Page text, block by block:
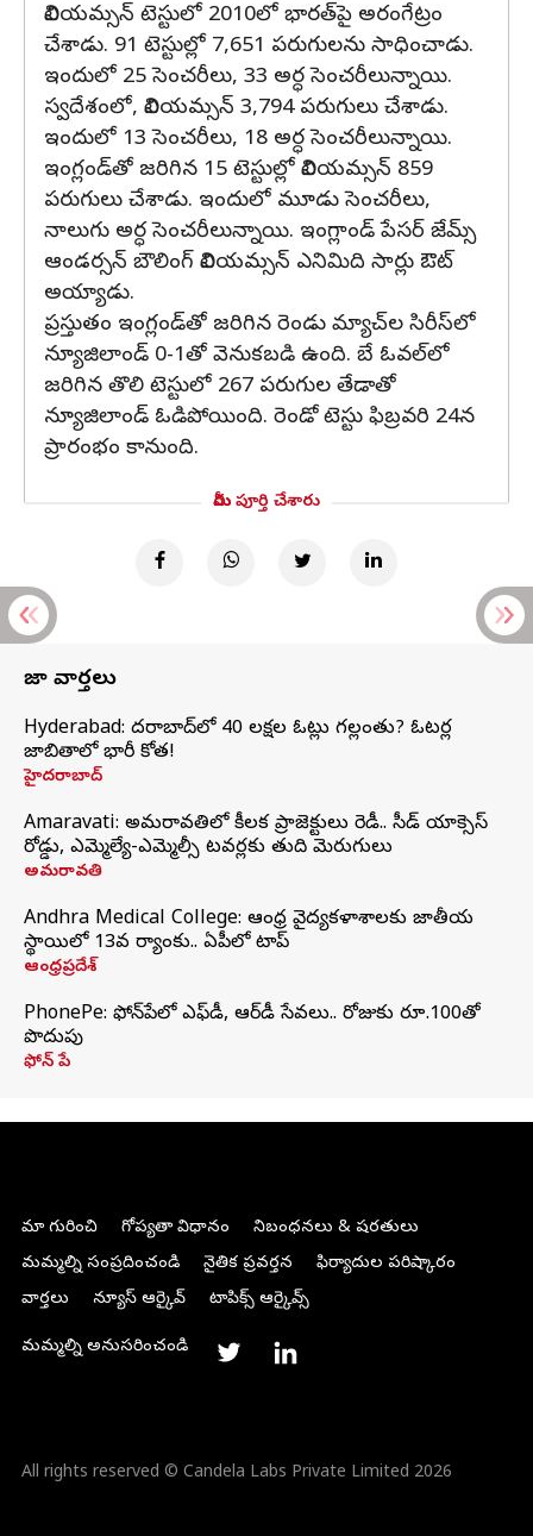
విలియమ్సన్ టెస్టులో 2010లో భారత్‌పై అరంగేట్రం
చేశాడు. 91 టెస్టుల్లో 7,651 పరుగులను సాధించాడు.
ఇందులో 25 సెంచరీలు, 33 అర్ధ సెంచరీలున్నాయి.
స్వదేశంలో, విలియమ్సన్ 3,794 పరుగులు చేశాడు.
ఇందులో 13 సెంచరీలు, 18 అర్ధ సెంచరీలున్నాయి.
ఇంగ్లండ్‌తో జరిగిన 15 టెస్టుల్లో విలియమ్సన్ 859
పరుగులు చేశాడు. ఇందులో మూడు సెంచరీలు,
నాలుగు అర్ధ సెంచరీలున్నాయి. ఇంగ్లాండ్ పేసర్ జేమ్స్
ఆండర్సన్‌ బౌలింగ్ విలియమ్సన్ ఎనిమిది సార్లు ఔట్
అయ్యాడు.
ప్రస్తుతం ఇంగ్లండ్‌తో జరిగిన రెండు మ్యాచ్‌ల సిరీస్‌లో
న్యూజిలాండ్ 0-1తో వెనుకబడి ఉంది. బే ఓవల్‌లో
జరిగిన తొలి టెస్టులో 267 పరుగుల తేడాతో
న్యూజిలాండ్ ఓడిపోయింది. రెండో టెస్టు ఫిబ్రవరి 24న
ప్రారంభం కానుంది.
మీరు పూర్తి చేశారు
తాజా వార్తలు
Hyderabad: హైదరాబాద్‌లో 40 లక్షల ఓట్లు గల్లంతు? ఓటర్ల
జాబితాలో భారీ కోత!
హైదరాబాద్
Amaravati: అమరావతిలో కీలక ప్రాజెక్టులు రెడీ.. సీడ్‌ యాక్సెస్‌
రోడ్డు, ఎమ్మెల్యే-ఎమ్మెల్సీ టవర్లకు తుది మెరుగులు
అమరావతి
Andhra Medical College: ఆంధ్ర వైద్యకళాశాలకు జాతీయ
స్థాయిలో 13వ ర్యాంకు.. ఏపీలో టాప్
ఆంధ్రప్రదేశ్
PhonePe: ఫోన్‌పేలో ఎఫ్‌డీ, ఆర్‌డీ సేవలు.. రోజుకు రూ.100తో
పొదుపు
ఫోన్‌ పే
మా గురించి గోప్యతా విధానం
నిబంధనలు & షరతులు
మమ్మల్ని సంప్రదించండి
నైతిక ప్రవర్తన
ఫిర్యాదుల పరిష్కారం
వార్తలు
న్యూస్ ఆర్కైవ్ టాపిక్స్ ఆర్కైవ్స్
మమ్మల్ని అనుసరించండి
All rights reserved © Candela Labs Private Limited 2026